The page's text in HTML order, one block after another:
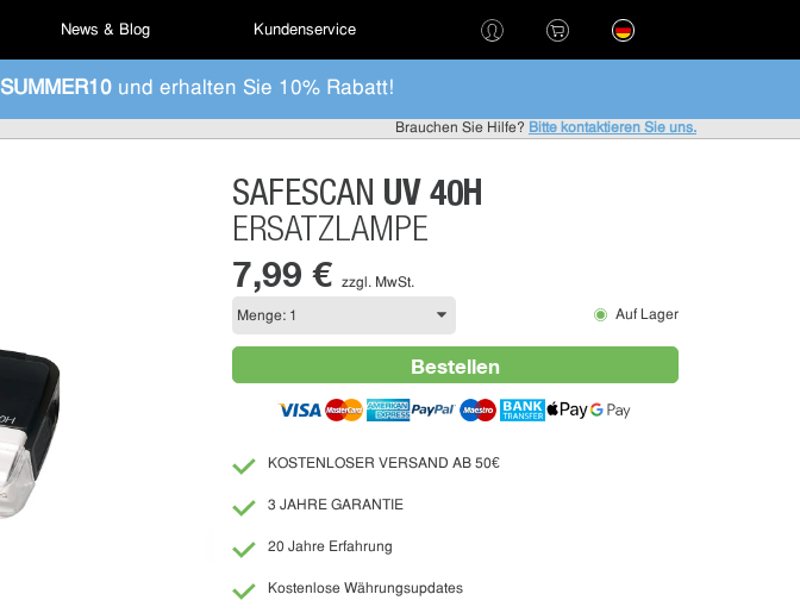
News & Blog Kundenservice
SUMMER10und erhalten Sie 10% Rabatt!
Brauchen Sie Hilfe? Bitte kontaktieren Sie uns.
SAFESCAN UV 40H
ERSATZLAMPE
7,99 € zzgl. MwSt.
Auf Lager
Bestellen
KOSTENLOSER VERSAND AB 50€
3 JAHRE GARANTIE
20 Jahre Erfahrung
Kostenlose Währungsupdates